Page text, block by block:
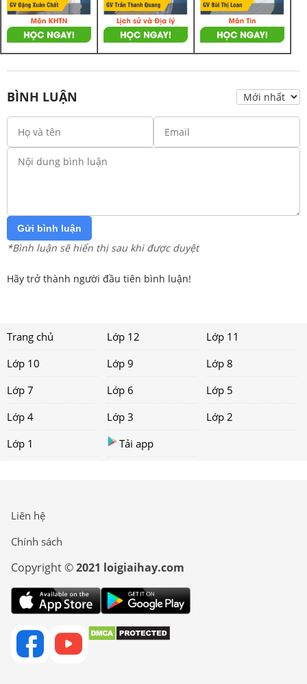
BÌNH LUẬN
Gửi bình luận
*Bình luận sẽ hiển thị sau khi được duyệt
Hãy trở thành người đầu tiên bình luận!
Trang chủ Lớp 12
Lớp 11
Lớp 10
Lớp 9
Lớp 8
Lớp 7
Lớp 6
Lớp 5
Lớp 4
Lớp 3
Lớp 2
Lớp 1
Tải app
Liên hệ
Chính sách
Copyright ©2021 loigiaihay.com